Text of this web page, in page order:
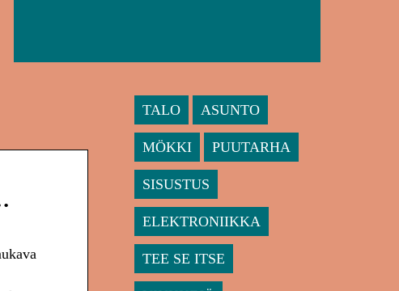
TALO ASUNTO
MÖKKI PUUTARHA
SISUSTUS
ELEKTRONIIKKA
TEE SE ITSE